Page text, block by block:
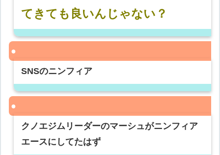
てきても良いんじゃない？
SNSのニンフィア
クノエジムリーダーのマーシュがニンフィア
エースにしてたはず